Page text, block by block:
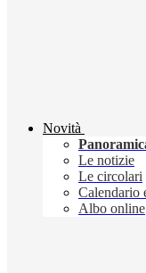
Novità
Le notizie
Le circolari
Calendario
Albo online